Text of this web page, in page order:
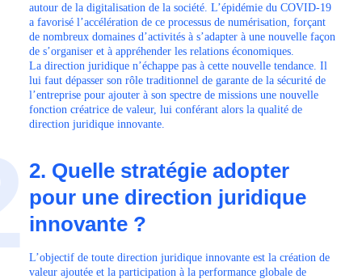
autour de la digitalisation de la société. L’épidémie du COVID-19
a favorisé l’accélération de ce processus de numérisation, forçant
de nombreux domaines d’activités à s’adapter à une nouvelle façon
de s’organiser et à appréhender les relations économiques.
La direction juridique n’échappe pas à cette nouvelle tendance. Il
lui faut dépasser son rôle traditionnel de garante de la sécurité de
l’entreprise pour ajouter à son spectre de missions une nouvelle
fonction créatrice de valeur, lui conférant alors la qualité de
direction juridique innovante.
2. Quelle stratégie adopter
pour une direction juridique
innovante ?
L’objectif de toute direction juridique innovante est la création de
valeur ajoutée et la participation à la performance globale de